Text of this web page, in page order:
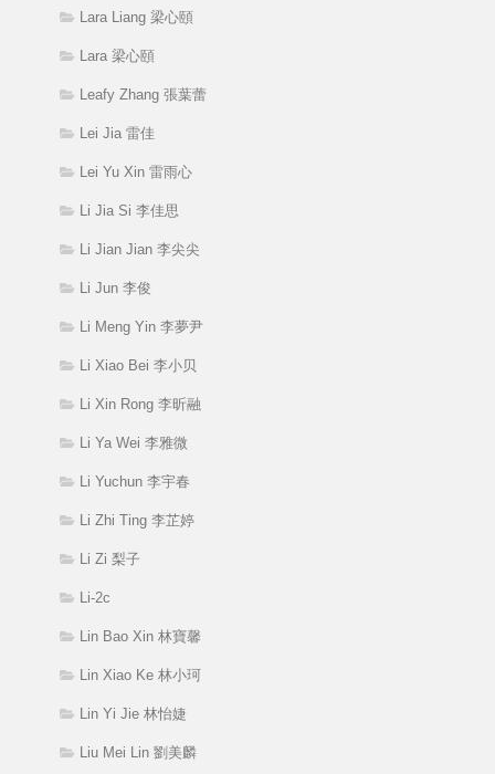
Lara Liang 梁心頤
Lara 梁心頤
Leafy Zhang 張葉蕾
Lei Jia 雷佳
Lei Yu Xin 雷雨心
Li Jia Si 李佳思
Li Jian Jian 李尖尖
Li Jun 李俊
Li Meng Yin 李夢尹
Li Xiao Bei 李小贝
Li Xin Rong 李昕融
Li Ya Wei 李雅微
Li Yuchun 李宇春
Li Zhi Ting 李芷婷
Li Zi 梨子
Li-2c
Lin Bao Xin 林寶馨
Lin Xiao Ke 林小珂
Lin Yi Jie 林怡婕
Liu Mei Lin 劉美麟